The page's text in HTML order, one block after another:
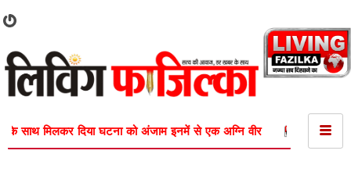
को अंजाम इनमें से एक अग्नि वीर fAZILKA-झूठी शिकायतें करके